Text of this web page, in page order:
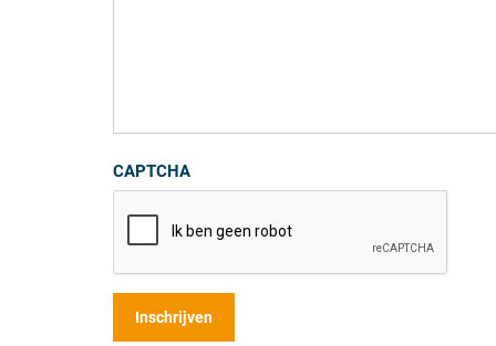
CAPTCHA